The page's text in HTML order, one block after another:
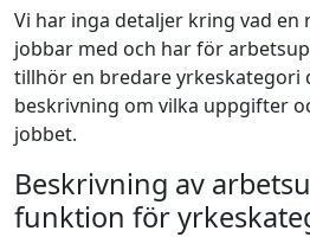
Vi har inga detaljer kring vad en
jobbar med och har för
tillhör en bredare yrkeskategori
beskrivning om vilka uppgifter
jobbet.
Beskrivning av
funktion för